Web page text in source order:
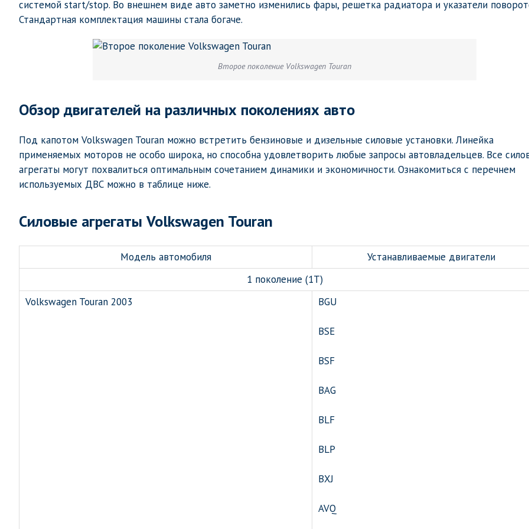
системой start/stop. Во внешнем виде авто заметно изменились фары, решетка радиатора и указатели
Стандартная комплектация машины стала богаче.
Второе поколение Volkswagen Touran
Обзор двигателей на различных поколениях авто
Под капотом Volkswagen Touran можно встретить бензиновые и дизельные силовые установки. Линейка
применяемых моторов не особо широка, но способна удовлетворить любые запросы автовладельцев. Все
агрегаты могут похвалиться оптимальным сочетанием динамики и экономичности. Ознакомиться с перечнем
используемых ДВС можно в таблице ниже.
Силовые агрегаты Volkswagen Touran
Модель автомобиля
Устанавливаемые двигатели
1 поколение (1T)
Volkswagen Touran 2003
BGU
BSE
BSF
BAG
BLF
BLP
BXJ
AVQ